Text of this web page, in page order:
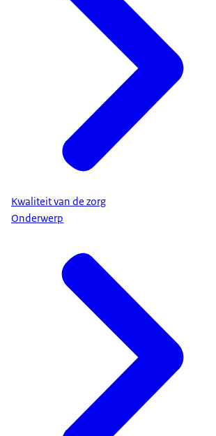
Kwaliteit van de zorg
Onderwerp